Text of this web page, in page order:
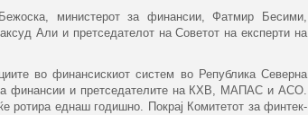
министерот за финансии, Фатмир Бесими,
Али и претседателот на Советот на експерти на
во финансискиот систем во Република Северна
за финансии и претседателите на КХВ, МАПАС и АСО.
ротира еднаш годишно. Покрај Комитетот за финтек-